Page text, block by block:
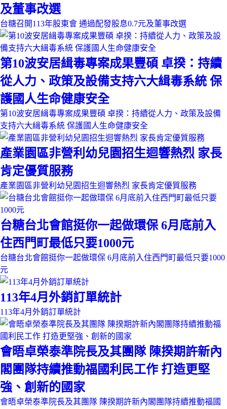
及董事改選
台糖召開113年股東會 通過配發股息0.7元及董事改選
第10波安居緝毒專案成果豐碩 卓揆：持續
從人力、政策及設備支持六大緝毒系統 保
護國人生命健康安全
第10波安居緝毒專案成果豐碩 卓揆：持續從人力、政策及設備
支持六大緝毒系統 保護國人生命健康安全
產業園區非營利幼兒園招生迴響熱烈 家長
肯定優質服務
產業園區非營利幼兒園招生迴響熱烈 家長肯定優質服務
台糖台北會館挺你一起做環保 6月底前入
住西門町最低只要1000元
台糖台北會館挺你一起做環保 6月底前入住西門町最低只要1000
元
113年4月外銷訂單統計
113年4月外銷訂單統計
會晤卓榮泰準院長及其團隊 陳揆期許新內
閣團隊持續推動福國利民工作 打造更堅
強、創新的國家
會晤卓榮泰準院長及其團隊 陳揆期許新內閣團隊持續推動福國